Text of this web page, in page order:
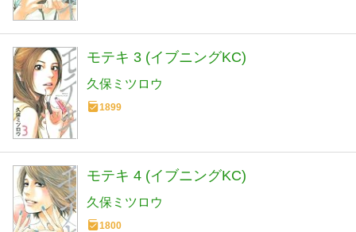
モテキ 3 (イブニングKC)
久保ミツロウ
1899
モテキ 4 (イブニングKC)
久保ミツロウ
1800